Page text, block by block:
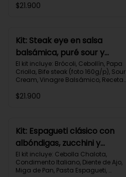
Balsámico, Vinagre de Vino Blanco,
Grasas 47g | Proteínas 36g
$21.900
Kit: Steak eye en salsa
balsámica, puré sour y
brócoli-15
El kit incluye: Brócoli, Cebollín, Papa
Criolla, Bife steak (foto 160g/p), Sour
Cream, Vinagre Balsámico, Receta
$21.900
Kit: Espagueti clásico con
albóndigas, zucchini y
parmesano-92
El kit incluye: Cebolla Chalota,
Condimento Italiano, Diente de Ajo,
Miga de Pan, Pasta Espagueti,